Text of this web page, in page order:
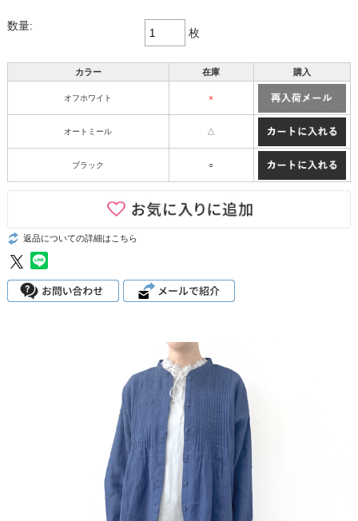
数量:
枚
カラー 在庫 購入
オフホワイト ×
オートミール △
ブラック ○
返品についての詳細はこちら